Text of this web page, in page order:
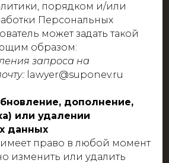
порядком и/или
Персональных
может задать такой
образом:
запроса на
lawyer@suponev.ru
дополнение,
или удалении
данных
имеет право в любой момент
изменить или удалить